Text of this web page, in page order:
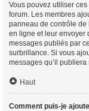
Vous pouvez utiliser
forum. Les membres
panneau de contrôle de
en ligne et leur envoyer
messages publiés par
surbrillance. Si vous
messages qu’il
Haut
Comment puis-je